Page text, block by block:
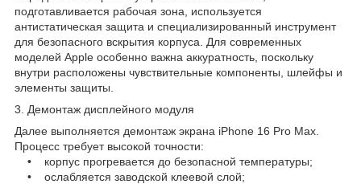
подготавливается рабочая зона, используется
антистатическая защита и специализированный инструмент
для безопасного вскрытия корпуса. Для современных
моделей Apple особенно важна аккуратность, поскольку
внутри расположены чувствительные компоненты, шлейфы и
элементы защиты.
3. Демонтаж дисплейного модуля
Далее выполняется демонтаж экрана iPhone 16 Pro Max.
Процесс требует высокой точности:
• корпус прогревается до безопасной температуры;
• ослабляется заводской клеевой слой;